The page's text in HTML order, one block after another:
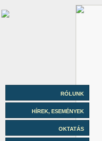
RÓLUNK
HÍREK, ESEMÉNYEK
OKTATÁS